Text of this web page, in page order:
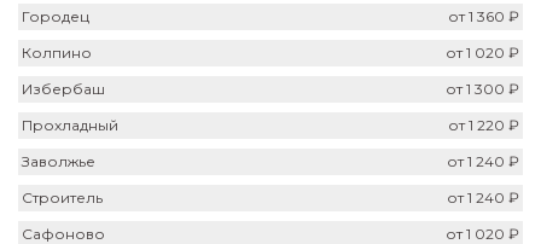
Городец
от 1 360 ₽
Колпино
от 1 020 ₽
Избербаш
от 1 300 ₽
Прохладный
от 1 220 ₽
Заволжье
от 1 240 ₽
Строитель
от 1 240 ₽
Сафоново
от 1 020 ₽